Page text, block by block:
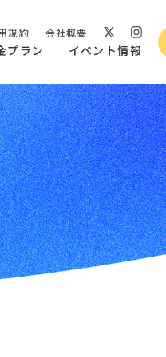
規約 会社概要
プラン イベント情報